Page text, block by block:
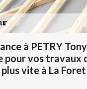
à PETRY
pour vos travaux
vite à La